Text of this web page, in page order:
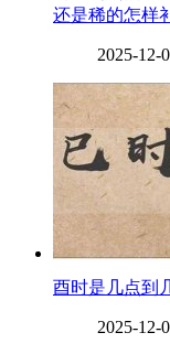
还是稀的怎样
2025-12-
酉时是几点到
2025-12-